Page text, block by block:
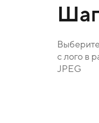
с лого в
JPEG